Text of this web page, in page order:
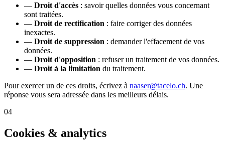
— Droit d'accès : savoir quelles données vous concernant
sont traitées.
— Droit de rectification : faire corriger des données
inexactes.
— Droit de suppression : demander l'effacement de vos
données.
— Droit d'opposition : refuser un traitement de vos données.
— Droit à la limitation du traitement.
Pour exercer un de ces droits, écrivez à naaser@tacelo.ch. Une
réponse vous sera adressée dans les meilleurs délais.
04
Cookies & analytics